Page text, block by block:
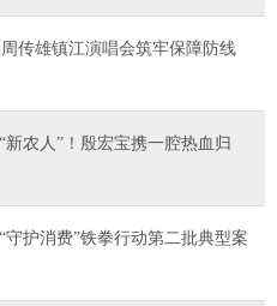
传雄镇江演唱会筑牢保障防线
农人”！殷宏宝携一腔热血归
护消费”铁拳行动第二批典型案